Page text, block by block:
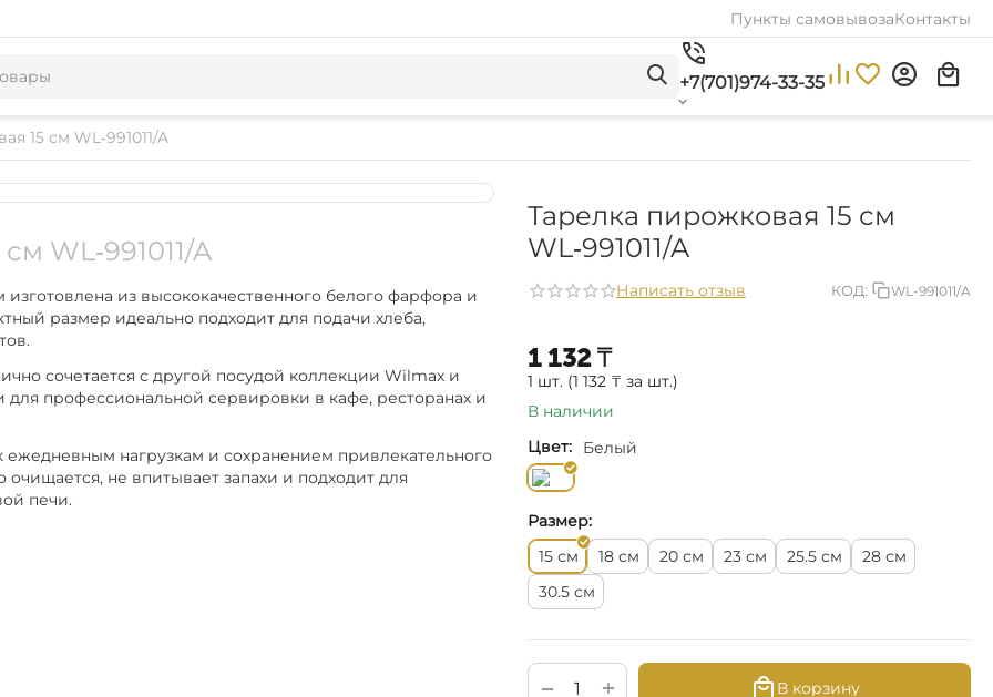
Пункты самовывозаКонтакты
+7(701)974-33-35
15 см WL‑991011/A
Тарелка пирожковая 15 см
WL‑991011/A
Написать отзыв КОД: WL-991011/A
1 132₸
1 шт. (1 132 ₸ за шт.)
В наличии
Цвет:
Белый
Размер:
15 см 18 см 20 см 23 см 25.5 см 28 см
30.5 см
+
−
В корзину
WL‑991011/A
из высококачественного белого фарфора и
размер идеально подходит для подачи хлеба,
сочетается с другой посудой коллекции Wilmax и
для профессиональной сервировки в кафе, ресторанах и
нагрузкам и сохранением привлекательного
очищается, не впитывает запахи и подходит для
печи.